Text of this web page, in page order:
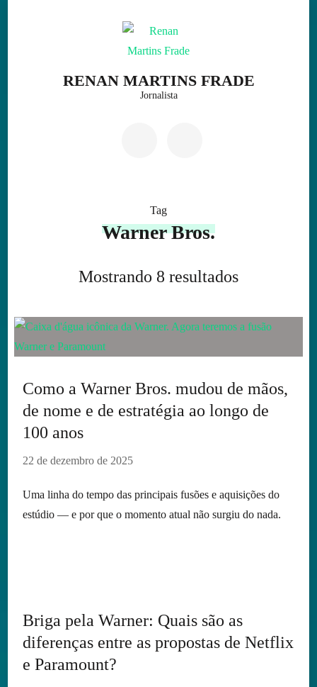
RENAN MARTINS FRADE
Jornalista
Tag
Warner Bros.
Mostrando 8 resultados
Como a Warner Bros. mudou de mãos,
de nome e de estratégia ao longo de
100 anos
22 de dezembro de 2025
Uma linha do tempo das principais fusões e aquisições do
estúdio — e por que o momento atual não surgiu do nada.
Briga pela Warner: Quais são as
diferenças entre as propostas de Netflix
e Paramount?